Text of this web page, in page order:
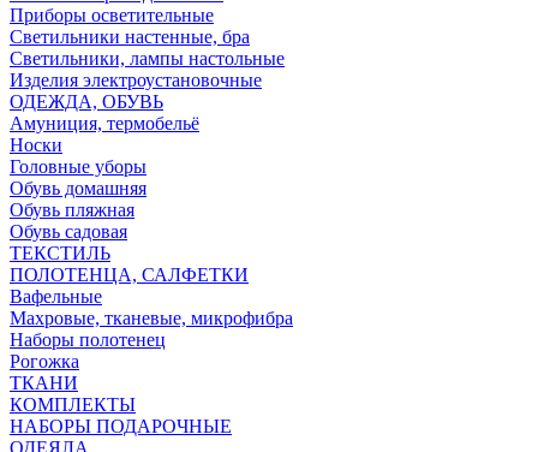
Приборы осветительные
Светильники настенные, бра
Светильники, лампы настольные
Изделия электроустановочные
ОДЕЖДА, ОБУВЬ
Амуниция, термобельё
Носки
Головные уборы
Обувь домашняя
Обувь пляжная
Обувь садовая
ТЕКСТИЛЬ
ПОЛОТЕНЦА, САЛФЕТКИ
Вафельные
Махровые, тканевые, микрофибра
Наборы полотенец
Рогожка
ТКАНИ
КОМПЛЕКТЫ
НАБОРЫ ПОДАРОЧНЫЕ
ОДЕЯЛА